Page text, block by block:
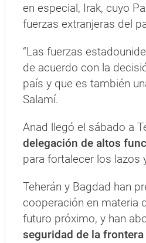
en especial, Irak, cuyo
fuerzas extranjeras del
“Las fuerzas
de acuerdo con la
país y que es también
Salamí.
Anad llegó el sábado a
delegación de altos
para fortalecer los lazos
Teherán y Bagdad han
cooperación en materia
futuro próximo, y han
seguridad de la